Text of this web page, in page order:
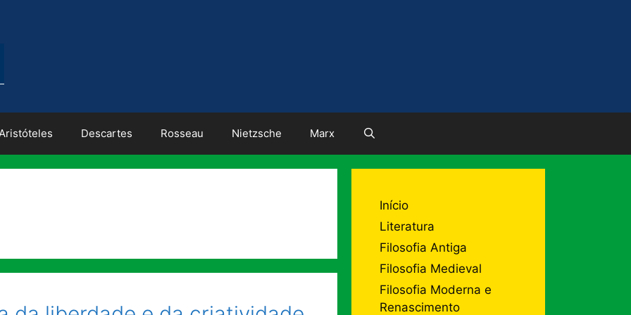
Descartes Rosseau Nietzsche Marx
Início
Literatura
Filosofia Antiga
Filosofia Medieval
Filosofia Moderna e
Renascimento